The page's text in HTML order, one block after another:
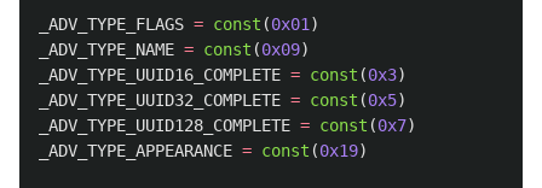
_ADV_TYPE_FLAGS = const (0x01)
_ADV_TYPE_NAME = const (0x09)
_ADV_TYPE_UUID16_COMPLETE = const (0x3)
_ADV_TYPE_UUID32_COMPLETE = const (0x5)
_ADV_TYPE_UUID128_COMPLETE = const (0x7)
_ADV_TYPE_APPEARANCE = const (0x19)